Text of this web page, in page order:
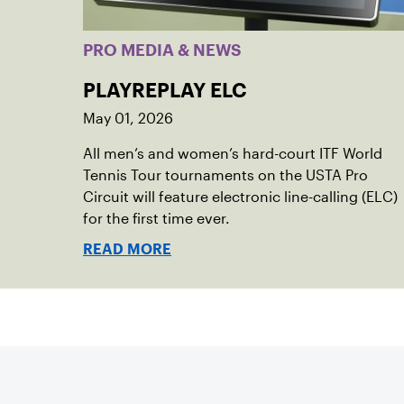
PRO MEDIA & NEWS
PLAYREPLAY ELC
May 01, 2026
All men’s and women’s hard-court ITF World
Tennis Tour tournaments on the USTA Pro
Circuit will feature electronic line-calling (ELC)
for the first time ever.
READ MORE